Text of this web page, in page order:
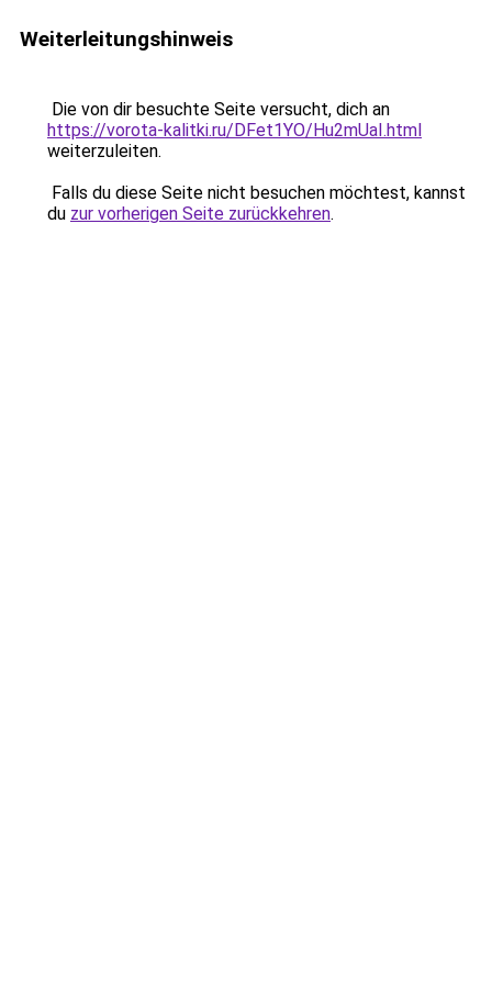
Weiterleitungshinweis
Die von dir besuchte Seite versucht, dich an
https://vorota-kalitki.ru/DFet1YO/Hu2mUaI.html
weiterzuleiten.
Falls du diese Seite nicht besuchen möchtest, kannst
du zur vorherigen Seite zurückkehren.